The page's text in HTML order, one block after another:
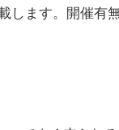
ます。開催